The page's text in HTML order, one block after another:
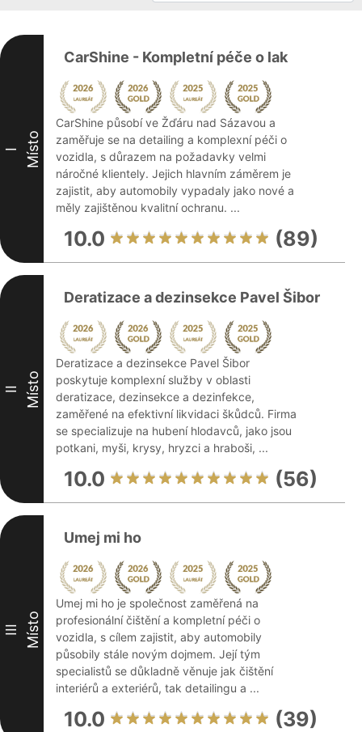
I Místo
CarShine - Kompletní péče o lak
CarShine působí ve Žďáru nad Sázavou a
zaměřuje se na detailing a komplexní péči o
vozidla, s důrazem na požadavky velmi
náročné klientely. Jejich hlavním záměrem je
zajistit, aby automobily vypadaly jako nové a
měly zajištěnou kvalitní ochranu. ...
10.0 (89)
II Místo
Deratizace a dezinsekce Pavel Šibor
Deratizace a dezinsekce Pavel Šibor
poskytuje komplexní služby v oblasti
deratizace, dezinsekce a dezinfekce,
zaměřené na efektivní likvidaci škůdců. Firma
se specializuje na hubení hlodavců, jako jsou
potkani, myši, krysy, hryzci a hraboši, ...
10.0 (56)
III Místo
Umej mi ho
Umej mi ho je společnost zaměřená na
profesionální čištění a kompletní péči o
vozidla, s cílem zajistit, aby automobily
působily stále novým dojmem. Její tým
specialistů se důkladně věnuje jak čištění
interiérů a exteriérů, tak detailingu a ...
10.0 (39)